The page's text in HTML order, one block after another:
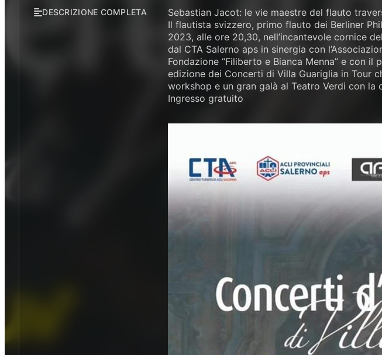
DESCRIZIONE COMPLETA
Sebastian Jacot: le vie maestre del flauto
Il flautista svizzero, primo flauto dei Berliner
2023, alle ore 20,30, nell’incantevole cornice
dal CTA Salerno aps in sinergia con
Fondazione “Filiberto e Bianca Menna” e con
edizione dei Concerti di Villa Guariglia in Tour
workshop e un gran galà al Teatro Verdi con la
Ingresso gratuito